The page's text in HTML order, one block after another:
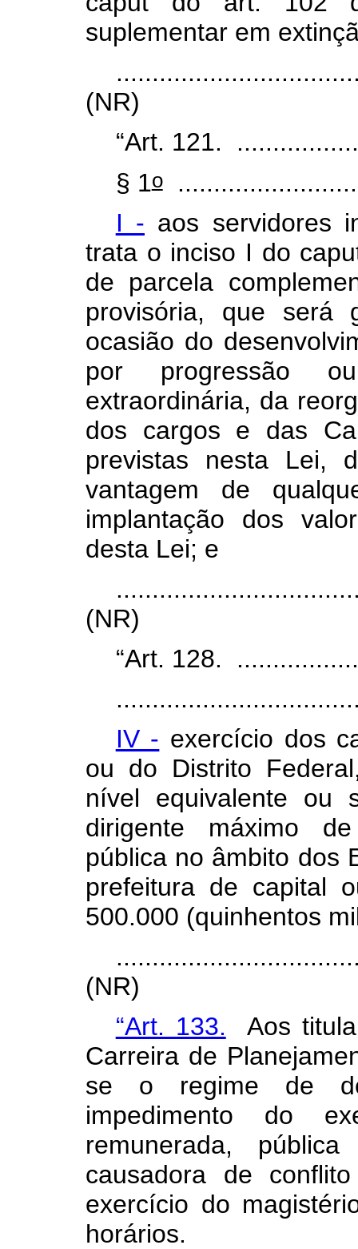
suplementar em
(NR)
“Art. 121.
§ 1o
I - aos servidores
trata o inciso I do
de parcela
provisória, que será
ocasião do
por progressão
extraordinária, da
dos cargos e das
previstas nesta Lei,
vantagem de
implantação dos
desta Lei; e
(NR)
“Art. 128.
IV - exercício dos
ou do Distrito
nível equivalente ou
dirigente máximo
pública no âmbito dos
prefeitura de capital
500.000 (quinhentos
(NR)
“Art. 133. Aos
Carreira de
se o regime de
impedimento do
remunerada,
causadora de
exercício do
horários.